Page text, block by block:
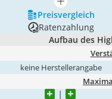
mehr
Preis­vergleich
Ratenzahlung
Aufbau des
keine Herstellerangabe